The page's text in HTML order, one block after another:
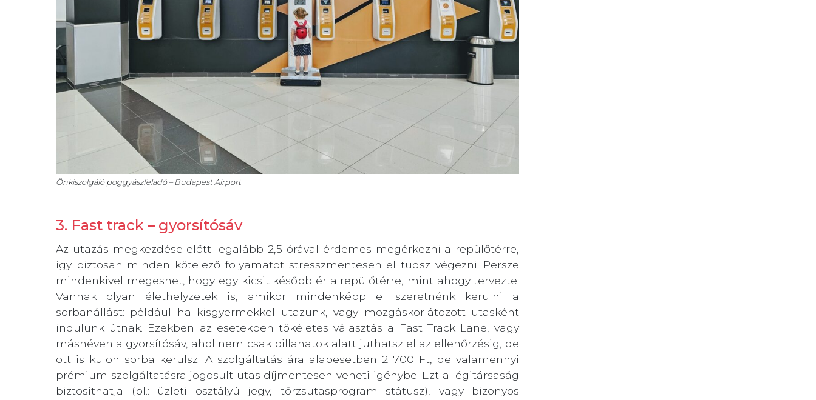
Önkiszolgáló poggyászfeladó – Budapest Airport
3. Fast track – gyorsítósáv
Az utazás megkezdése előtt legalább 2,5 órával érdemes megérkezni a repülőtérre,
így biztosan minden kötelező folyamatot stresszmentesen el tudsz végezni. Persze
mindenkivel megeshet, hogy egy kicsit később ér a repülőtérre, mint ahogy tervezte.
Vannak olyan élethelyzetek is, amikor mindenképp el szeretnénk kerülni a
sorbanállást: például ha kisgyermekkel utazunk, vagy mozgáskorlátozott utasként
indulunk útnak. Ezekben az esetekben tökéletes választás a Fast Track Lane, vagy
másnéven a gyorsítósáv, ahol nem csak pillanatok alatt juthatsz el az ellenőrzésig, de
ott is külön sorba kerülsz. A szolgáltatás ára alapesetben 2 700 Ft, de valamennyi
prémium szolgáltatásra jogosult utas díjmentesen veheti igénybe. Ezt a légitársaság
biztosíthatja (pl.: üzleti osztályú jegy, törzsutasprogram státusz), vagy bizonyos